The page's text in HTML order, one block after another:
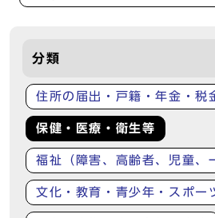
分類
住所の届出・戸籍・年金・税
保健・医療・衛生等
福祉（障害、高齢者、児童、
文化・教育・青少年・スポー